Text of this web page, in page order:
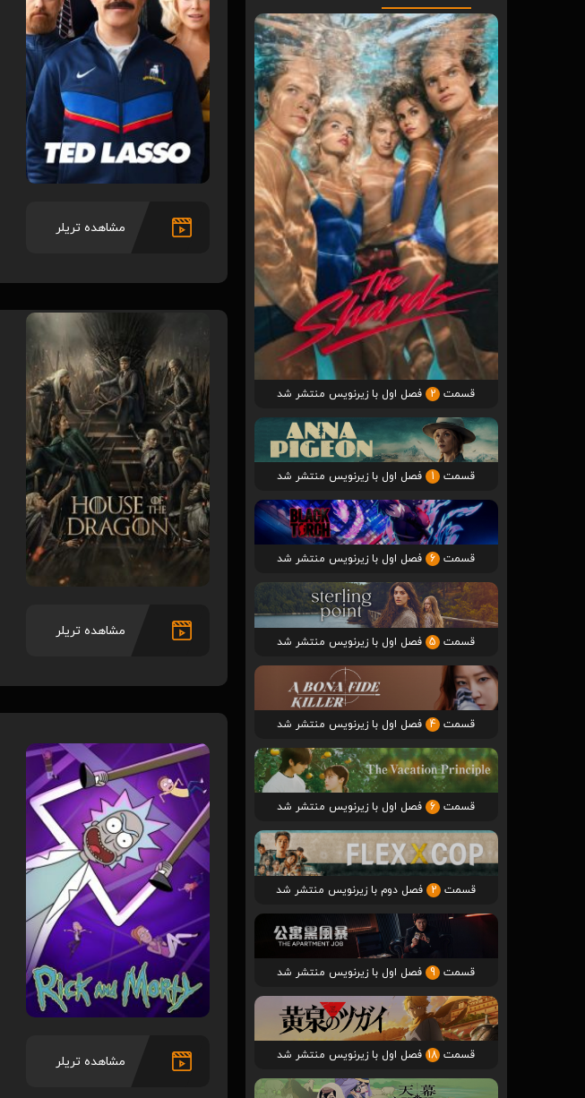
مشاهده تریلر
مشاهده تریلر
مشاهده تریلر
قسمت 2 فصل اول با زیرنویس منتشر شد
قسمت 1 فصل اول با زیرنویس منتشر شد
قسمت 6 فصل اول با زیرنویس منتشر شد
قسمت 5 فصل اول با زیرنویس منتشر شد
قسمت 4 فصل اول با زیرنویس منتشر شد
قسمت 6 فصل اول با زیرنویس منتشر شد
قسمت 2 فصل دوم با زیرنویس منتشر شد
قسمت 9 فصل اول با زیرنویس منتشر شد
قسمت 18فصل اول با زیرنویس منتشر شد